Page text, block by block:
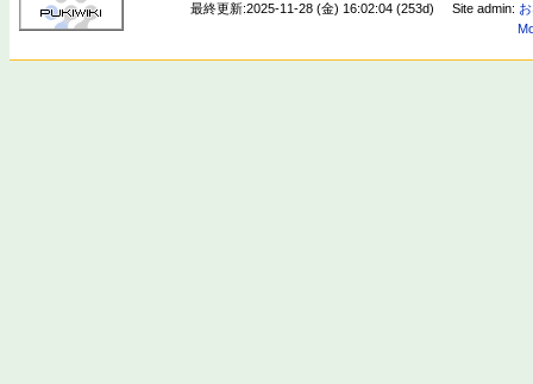
最終更新:2025-11-28 (金) 16:02:04 (253d) Site admin: